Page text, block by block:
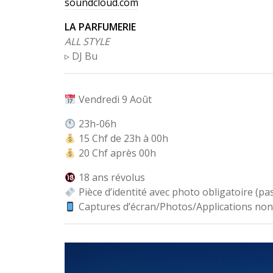
LA PARFUMERIE
ALL STYLE
▹ DJ Bu
Vendredi 9 Août
23h-06h
15 Chf de 23h à 00h
20 Chf après 00h
18 ans révolus
Pièce d’identité avec photo obligatoire
Captures d’écran/Photos/Applications